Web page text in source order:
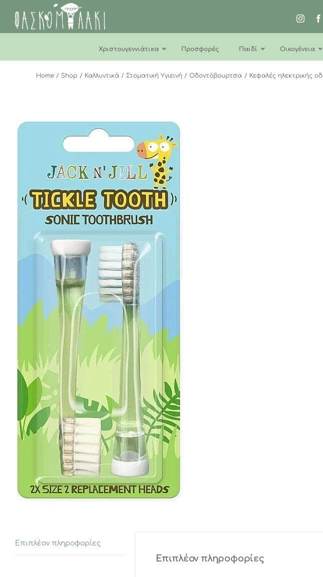
περιεχόμενο
Χριστουγεννιάτικα Προσφορές Παιδί Οικογένεια
Home Shop Καλλυντικά Στοματική Υγιεινή Οδοντόβουρτσα Κεφαλές ηλεκτρικής
Επιπλέον πληροφορίες
Επιπλέον πληροφορίες